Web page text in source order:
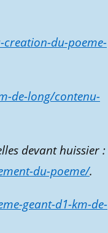
du-poeme-
de-long/contenu-
devant huissier :
du-poeme/.
geant-d1-km-de-